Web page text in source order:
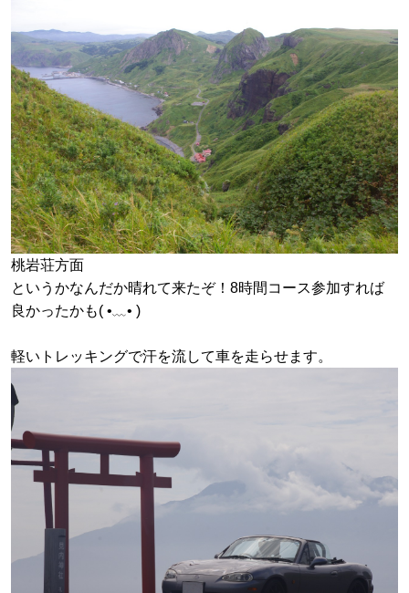
桃岩荘方面
というかなんだか晴れて来たぞ！8時間コース参加すれば
良かったかも( •﹏• )
軽いトレッキングで汗を流して車を走らせます。